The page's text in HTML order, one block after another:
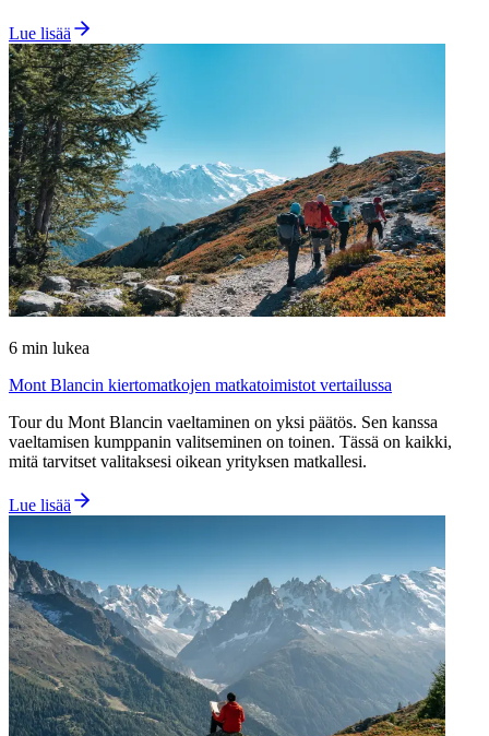
Lue lisää
6 min lukea
Mont Blancin kiertomatkojen matkatoimistot vertailussa
Tour du Mont Blancin vaeltaminen on yksi päätös. Sen kanssa
vaeltamisen kumppanin valitseminen on toinen. Tässä on kaikki,
mitä tarvitset valitaksesi oikean yrityksen matkallesi.
Lue lisää